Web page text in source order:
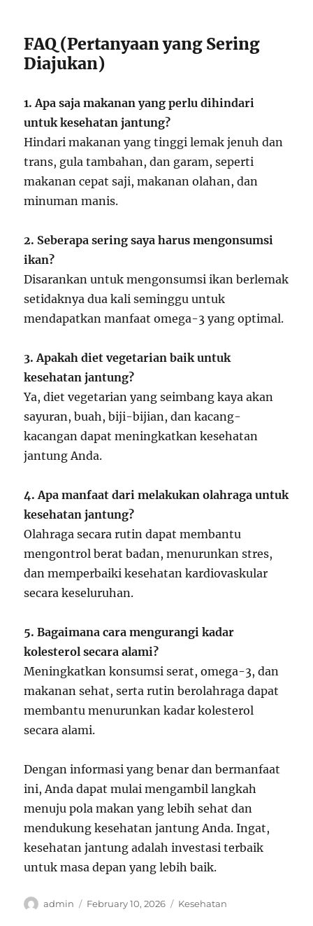
FAQ (Pertanyaan yang Sering
Diajukan)
1. Apa saja makanan yang perlu dihindari
untuk kesehatan jantung?
Hindari makanan yang tinggi lemak jenuh dan
trans, gula tambahan, dan garam, seperti
makanan cepat saji, makanan olahan, dan
minuman manis.
2. Seberapa sering saya harus mengonsumsi
ikan?
Disarankan untuk mengonsumsi ikan berlemak
setidaknya dua kali seminggu untuk
mendapatkan manfaat omega-3 yang optimal.
3. Apakah diet vegetarian baik untuk
kesehatan jantung?
Ya, diet vegetarian yang seimbang kaya akan
sayuran, buah, biji-bijian, dan kacang-
kacangan dapat meningkatkan kesehatan
jantung Anda.
4. Apa manfaat dari melakukan olahraga untuk
kesehatan jantung?
Olahraga secara rutin dapat membantu
mengontrol berat badan, menurunkan stres,
dan memperbaiki kesehatan kardiovaskular
secara keseluruhan.
5. Bagaimana cara mengurangi kadar
kolesterol secara alami?
Meningkatkan konsumsi serat, omega-3, dan
makanan sehat, serta rutin berolahraga dapat
membantu menurunkan kadar kolesterol
secara alami.
Dengan informasi yang benar dan bermanfaat
ini, Anda dapat mulai mengambil langkah
menuju pola makan yang lebih sehat dan
mendukung kesehatan jantung Anda. Ingat,
kesehatan jantung adalah investasi terbaik
untuk masa depan yang lebih baik.
Author
admin
Posted
February 10, 2026 Categories
Kesehatan